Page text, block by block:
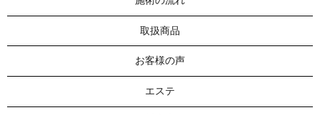
取扱商品
お客様の声
エステ